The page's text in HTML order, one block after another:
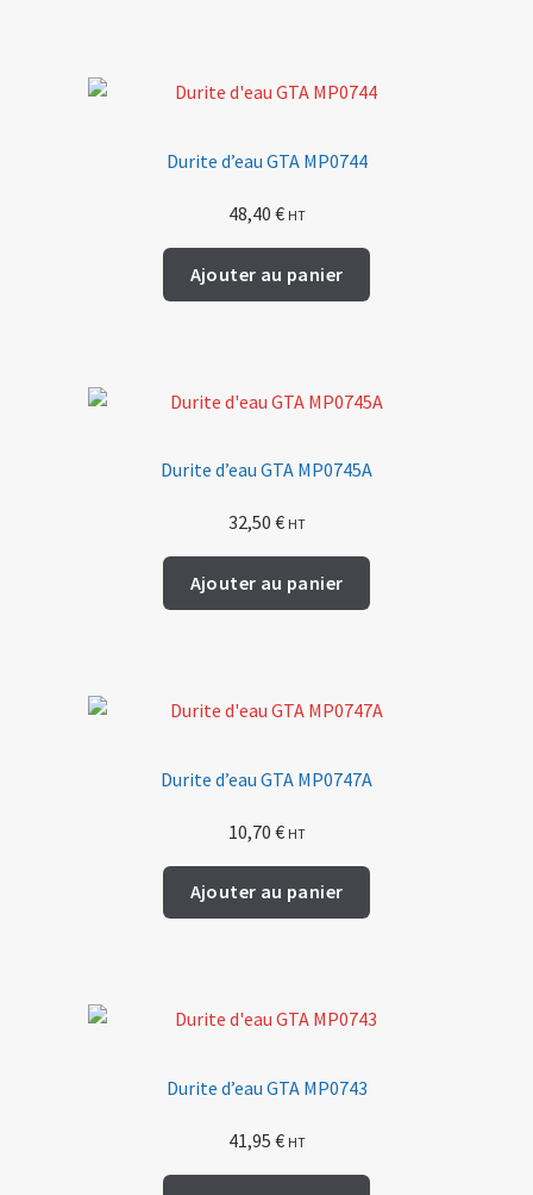
Durite d’eau GTA MP0744
48,40 € HT
Ajouter au panier
Durite d’eau GTA MP0745A
32,50 € HT
Ajouter au panier
Durite d’eau GTA MP0747A
10,70 € HT
Ajouter au panier
Durite d’eau GTA MP0743
41,95 € HT